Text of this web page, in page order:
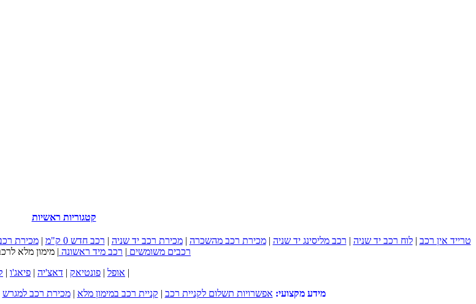
קטגוריות ראשיות
טרייד אין רכב |לוח רכב יד שניה | רכב מליסינג יד שניה |מכירת רכב מהשכרה |מכירת רכב יד שניה | רכב חדש 0 ק"מ |מכירת
רכבים משומשים | רכב מיד ראשונה | מימון מלא
אופל | פונטיאק | דאצ'יה | פיאג'ו |
|
מידע מקצועי: אפשרויות תשלום לקניית רכב | קניית רכב במימון מלא |מכירת רכב למגרש